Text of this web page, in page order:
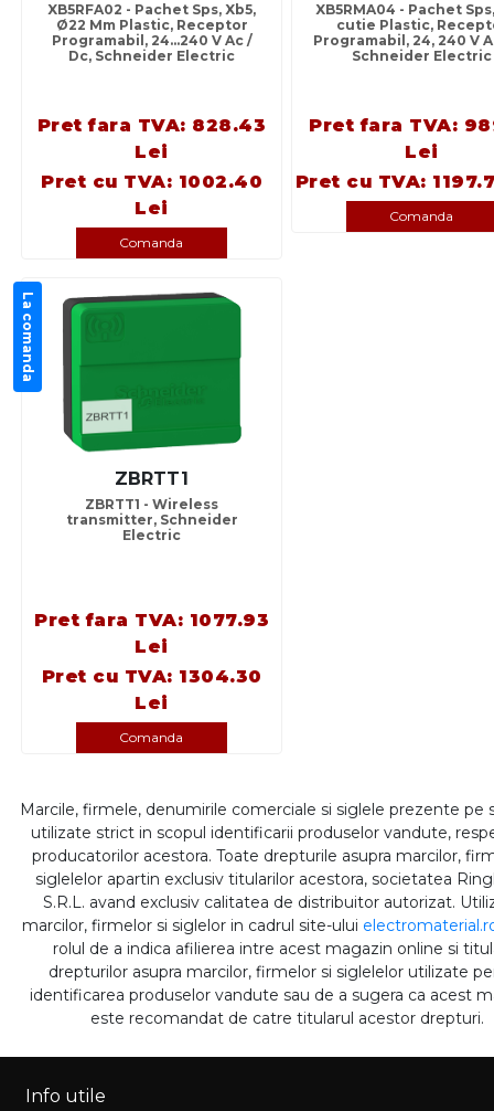
XB5RFA02 - Pachet Sps, Xb5,
Ø22 Mm Plastic, Receptor
Programabil, 24…240 V Ac /
Dc, Schneider Electric
Pret fara TVA: 828.43
Lei
Pret cu TVA: 1002.40
Lei
Comanda
XB5RMA04 - Pachet
cutie Plastic,
Programabil, 24, 240 V
Schneider Electric
Pret fara TVA:
Lei
Pret cu TVA:
Comanda
La comanda
ZBRTT1
ZBRTT1 - Wireless
transmitter, Schneider
Electric
Pret fara TVA: 1077.93
Lei
Pret cu TVA: 1304.30
Lei
Comanda
Marcile, firmele, denumirile comerciale si siglele prezente pe
utilizate strict in scopul identificarii produselor vandute,
producatorilor acestora. Toate drepturile asupra marcilor,
siglelelor apartin exclusiv titularilor acestora, societatea
S.R.L. avand exclusiv calitatea de distribuitor autorizat.
marcilor, firmelor si siglelor in cadrul site-ului
rolul de a indica afilierea intre acest magazin online si
drepturilor asupra marcilor, firmelor si siglelelor utilizate
identificarea produselor vandute sau de a sugera ca acest
este recomandat de catre titularul acestor drepturi.
Info utile